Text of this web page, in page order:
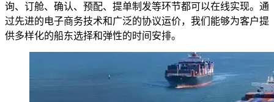
询、订舱、确认、预配、提单制发等环节都可以在线实现。通
过先进的电子商务技术和广泛的协议运价，我们能够为客户提
供多样化的船东选择和弹性的时间安排。